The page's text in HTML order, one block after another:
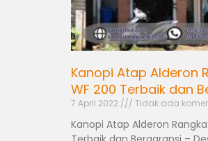
Kanopi Atap Alderon
WF 200 Terbaik dan
7 April 2022 Tidak ada
Kanopi Atap Alderon